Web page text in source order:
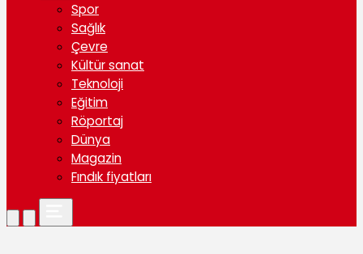
Spor
Sağlık
Çevre
Kültür sanat
Teknoloji
Eğitim
Röportaj
Dünya
Magazin
Fındık fiyatları